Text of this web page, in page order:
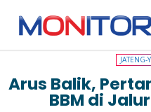
JATENG-YOGYAKARTA
JATENG-
Arus Balik,
BBM di